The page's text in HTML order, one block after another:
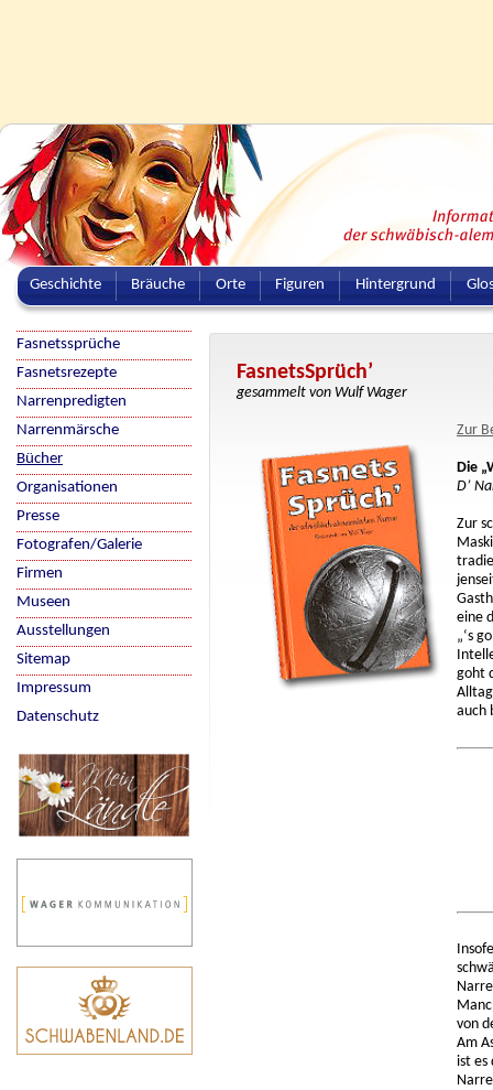
Geschichte Bräuche Orte Figuren Hintergrund
FasnetsSprüch’
gesammelt von Wulf Wager
Zur
Die
D’
Zur
eine
„‘s
goht
auch
von
Am
ist
Fasnetssprüche
Fasnetsrezepte
Narrenpredigten
Narrenmärsche
Bücher
Organisationen
Presse
Fotografen/Galerie
Firmen
Museen
Ausstellungen
Sitemap
Impressum
Datenschutz